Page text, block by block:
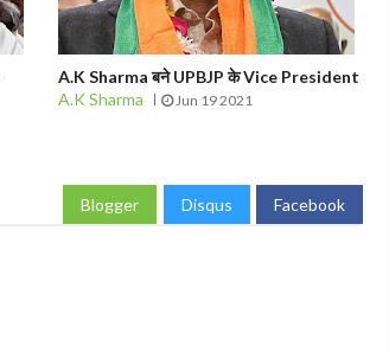
A.K Sharma बने UPBJP के Vice President
A.K Sharma
Jun 19 2021
Blogger Disqus Facebook